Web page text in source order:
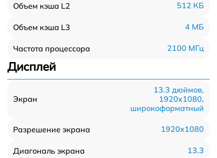
Объем кэша L2 512 КБ
Объем кэша L3 4 МБ
Частота процессора 2100 МГц
Дисплей
Экран
13.3 дюймов,
1920x1080,
широкоформатный
Разрешение экрана 1920x1080
Диагональ экрана 13.3